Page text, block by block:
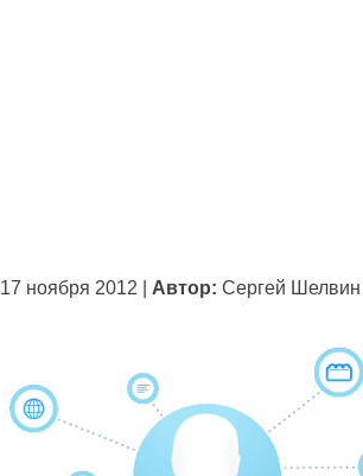
17 ноября 2012 | Автор: Сергей Шелвин